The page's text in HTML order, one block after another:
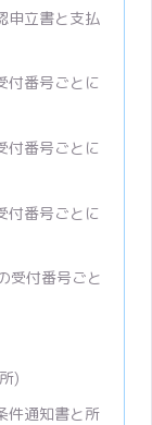
申立書と支払
付番号ごとに
付番号ごとに
付番号ごとに
受付番号ごと
)
件通知書と所